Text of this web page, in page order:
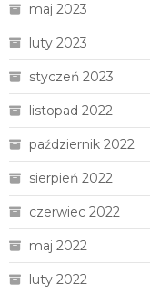
maj 2023
luty 2023
styczeń 2023
listopad 2022
październik 2022
sierpień 2022
czerwiec 2022
maj 2022
luty 2022